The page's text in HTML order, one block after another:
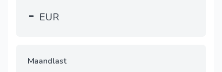
- EUR
Maandlast